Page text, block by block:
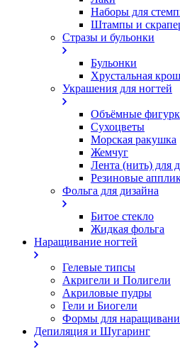
Наборы для
Штампы и
Стразы и бульонки
Бульонки
Хрустальная
Украшения для ногтей
Объёмные
Сухоцветы
Морская ракушка
Жемчуг
Лента (нить) для
Резиновые
Фольга для дизайна
Битое стекло
Жидкая фольга
Наращивание ногтей
Гелевые типсы
Акригели и Полигели
Акриловые пудры
Гели и Биогели
Формы для
Депиляция и Шугаринг